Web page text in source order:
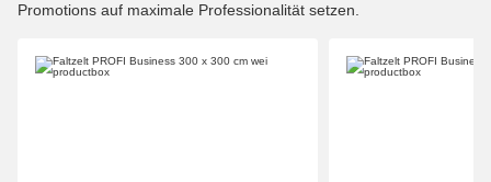
Promotions auf maximale Professionalität setzen.